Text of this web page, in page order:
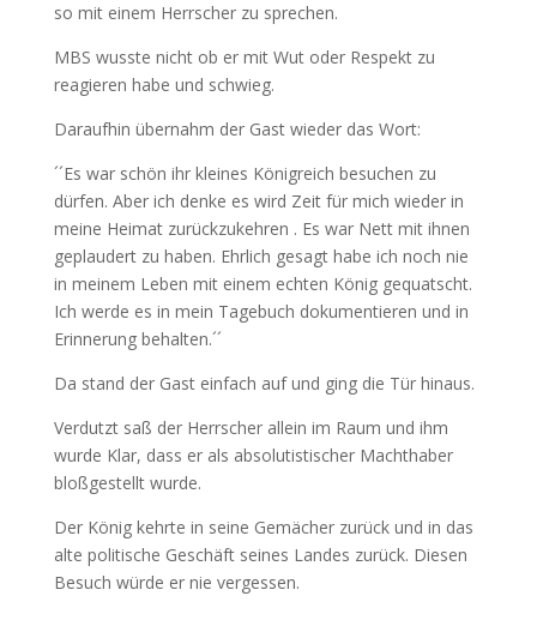
so mit einem Herrscher zu sprechen.
MBS wusste nicht ob er mit Wut oder Respekt zu
reagieren habe und schwieg.
Daraufhin übernahm der Gast wieder das Wort:
´´Es war schön ihr kleines Königreich besuchen zu
dürfen. Aber ich denke es wird Zeit für mich wieder in
meine Heimat zurückzukehren . Es war Nett mit ihnen
geplaudert zu haben. Ehrlich gesagt habe ich noch nie
in meinem Leben mit einem echten König gequatscht.
Ich werde es in mein Tagebuch dokumentieren und in
Erinnerung behalten.´´
Da stand der Gast einfach auf und ging die Tür hinaus.
Verdutzt saß der Herrscher allein im Raum und ihm
wurde Klar, dass er als absolutistischer Machthaber
bloßgestellt wurde.
Der König kehrte in seine Gemächer zurück und in das
alte politische Geschäft seines Landes zurück. Diesen
Besuch würde er nie vergessen.